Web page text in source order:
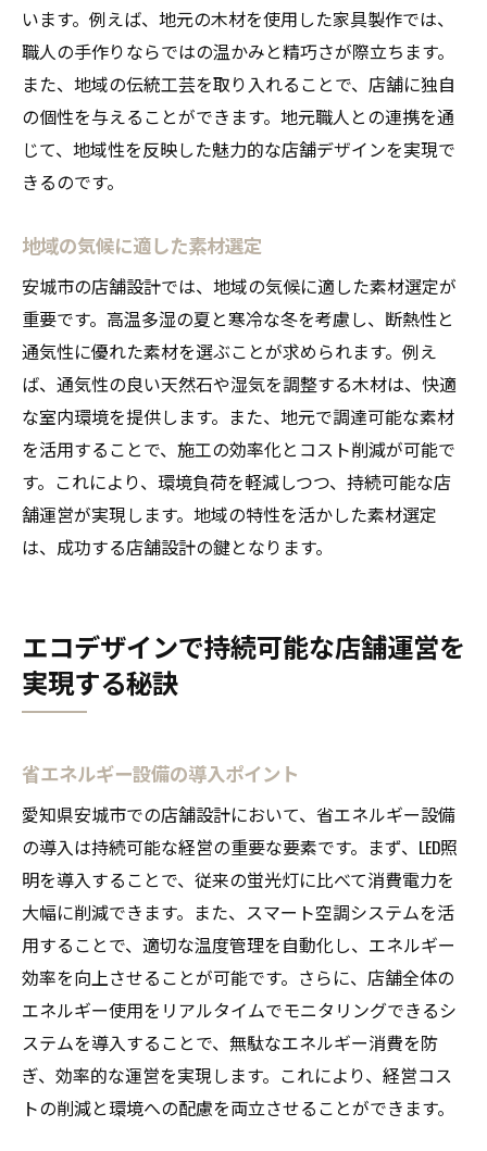
います。例えば、地元の木材を使用した家具製作では、
職人の手作りならではの温かみと精巧さが際立ちます。
また、地域の伝統工芸を取り入れることで、店舗に独自
の個性を与えることができます。地元職人との連携を通
じて、地域性を反映した魅力的な店舗デザインを実現で
きるのです。
地域の気候に適した素材選定
安城市の店舗設計では、地域の気候に適した素材選定が
重要です。高温多湿の夏と寒冷な冬を考慮し、断熱性と
通気性に優れた素材を選ぶことが求められます。例え
ば、通気性の良い天然石や湿気を調整する木材は、快適
な室内環境を提供します。また、地元で調達可能な素材
を活用することで、施工の効率化とコスト削減が可能で
す。これにより、環境負荷を軽減しつつ、持続可能な店
舗運営が実現します。地域の特性を活かした素材選定
は、成功する店舗設計の鍵となります。
エコデザインで持続可能な店舗運営を
実現する秘訣
省エネルギー設備の導入ポイント
愛知県安城市での店舗設計において、省エネルギー設備
の導入は持続可能な経営の重要な要素です。まず、LED照
明を導入することで、従来の蛍光灯に比べて消費電力を
大幅に削減できます。また、スマート空調システムを活
用することで、適切な温度管理を自動化し、エネルギー
効率を向上させることが可能です。さらに、店舗全体の
エネルギー使用をリアルタイムでモニタリングできるシ
ステムを導入することで、無駄なエネルギー消費を防
ぎ、効率的な運営を実現します。これにより、経営コス
トの削減と環境への配慮を両立させることができます。